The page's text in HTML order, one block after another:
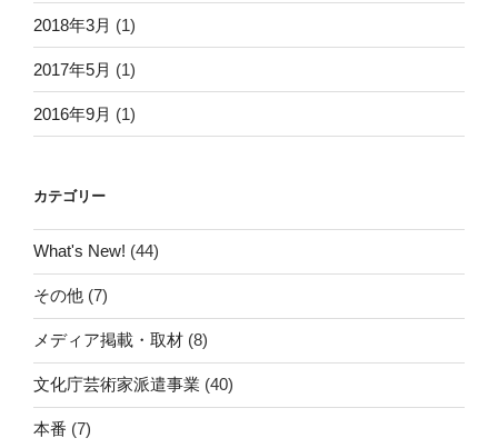
2018年3月 (1)
2017年5月 (1)
2016年9月 (1)
カテゴリー
What's New! (44)
その他 (7)
メディア掲載・取材 (8)
文化庁芸術家派遣事業 (40)
本番 (7)